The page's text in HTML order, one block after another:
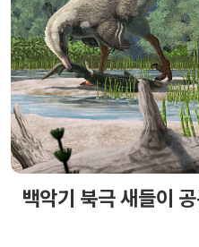
백악기 북극 새들이